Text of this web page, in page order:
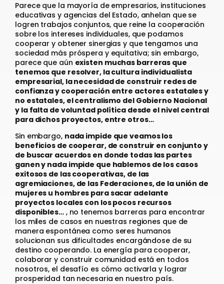
Parece que la mayoría de empresarios, instituciones
educativas y agencias del Estado, anhelan que se
logren trabajos conjuntos, que reine la cooperación
sobre los intereses individuales, que podamos
cooperar y obtener sinergias y que tengamos una
sociedad más próspera y equitativa; sin embargo,
parece que aún existen muchas barreras que
tenemos que resolver, la cultura individualista
empresarial, la necesidad de construir redes de
confianza y cooperación entre actores estatales y
no estatales, el centralismo del Gobierno Nacional
y la falta de voluntad política desde el nivel central
para dichos proyectos, entre otros…
Sin embargo, nada impide que veamos los
beneficios de cooperar, de construir en conjunto y
de buscar acuerdos en donde todas las partes
ganen y nada impide que hablemos de los casos
exitosos de las cooperativas, de las
agremiaciones, de las Federaciones, de la unión de
mujeres u hombres para sacar adelante
proyectos locales con los pocos recursos
disponibles…, no tenemos barreras para encontrar
los miles de casos en nuestras regiones que de
manera espontánea como seres humanos
solucionan sus dificultades encargándose de su
destino cooperando. La energía para cooperar,
colaborar y construir comunidad está en todos
nosotros, el desafío es cómo activarla y lograr
prosperidad tan necesaria en nuestro país.